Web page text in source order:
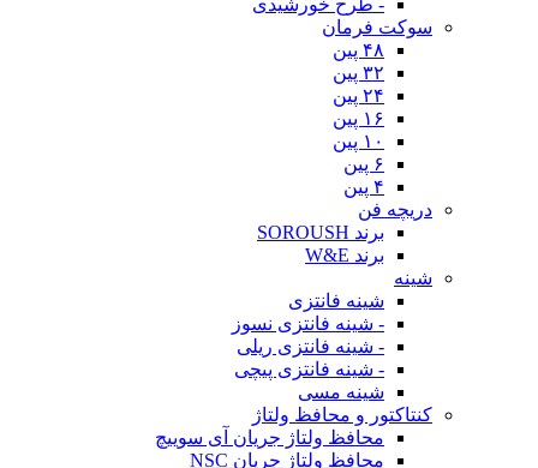
- طرح خورشیدی
سوکت فرمان
۴۸ پین
۳۲ پین
۲۴ پین
۱۶ پین
۱۰ پین
۶ پین
۴ پین
دریچه فن
برند SOROUSH
برند W&E
شینه
شینه فانتزی
- شینه فانتزی نسوز
- شینه فانتزی ریلی
- شینه فانتزی پیچی
شینه مسی
کنتاکتور و محافظ ولتاژ
محافظ ولتاژ جریان آی سوییچ
محافظ ولتاژ جریان NSC